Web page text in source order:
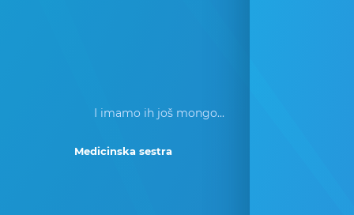
I imamo ih još mongo...
Medicinska sestra